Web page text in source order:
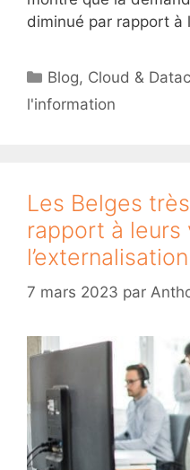
diminué par rapport à
Catégories
Blog, Cloud &
l'information
Les Belges
rapport à leurs
7 mars 2023 par